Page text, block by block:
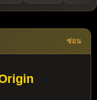
ซ่อน